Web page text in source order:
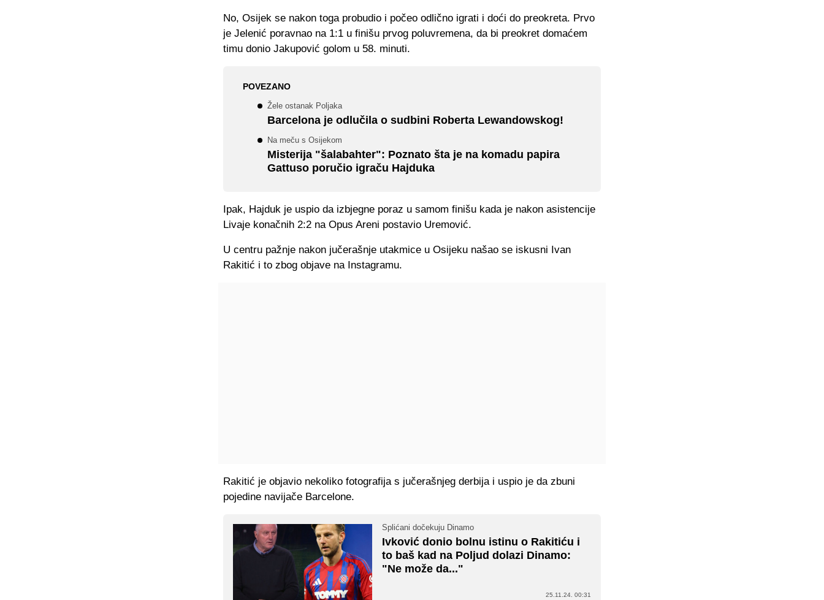
No, Osijek se nakon toga probudio i počeo odlično igrati i doći do preokreta. Prvo
je Jelenić poravnao na 1:1 u finišu prvog poluvremena, da bi preokret domaćem
timu donio Jakupović golom u 58. minuti.
POVEZANO
Žele ostanak Poljaka
Barcelona je odlučila o sudbini Roberta Lewandowskog!
Na meču s Osijekom
Misterija "šalabahter": Poznato šta je na komadu papira
Gattuso poručio igraču Hajduka
Ipak, Hajduk je uspio da izbjegne poraz u samom finišu kada je nakon asistencije
Livaje konačnih 2:2 na Opus Areni postavio Uremović.
U centru pažnje nakon jučerašnje utakmice u Osijeku našao se iskusni Ivan
Rakitić i to zbog objave na Instagramu.
Rakitić je objavio nekoliko fotografija s jučerašnjeg derbija i uspio je da zbuni
pojedine navijače Barcelone.
Splićani dočekuju Dinamo
Ivković donio bolnu istinu o Rakitiću i
to baš kad na Poljud dolazi Dinamo:
"Ne može da..."
25.11.24. 00:31